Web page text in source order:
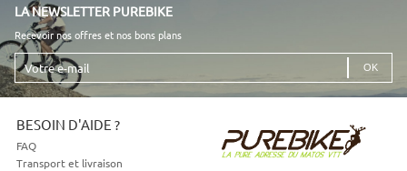
LA NEWSLETTER PUREBIKE
Recevoir nos offres et nos bons plans
Votre
e-
mail
BESOIN D'AIDE ?
FAQ
Transport et livraison